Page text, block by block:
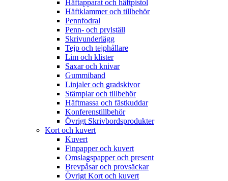
Häftapparat och häftpistol
Häftklammer och tillbehör
Pennfodral
Penn- och prylställ
Skrivunderlägg
Tejp och tejphållare
Lim och klister
Saxar och knivar
Gummiband
Linjaler och gradskivor
Stämplar och tillbehör
Häftmassa och fästkuddar
Konferenstillbehör
Övrigt Skrivbordsprodukter
Kort och kuvert
Kuvert
Finpapper och kuvert
Omslagspapper och present
Brevpåsar och provsäckar
Övrigt Kort och kuvert